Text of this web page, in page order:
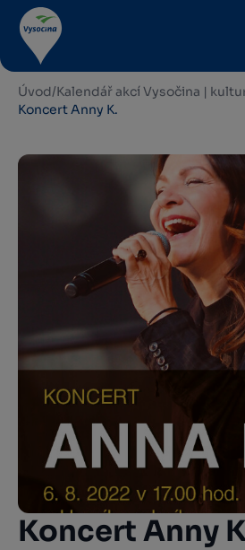
Úvod/Kalendář akcí Vysočina |
Koncert Anny K.
Koncert Anny